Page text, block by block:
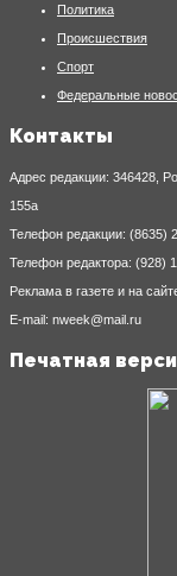
Политика
Происшествия
Спорт
Федеральные
Контакты
Адрес редакции: 346428,
155а
Телефон редакции: (8635)
Телефон редактора: (928)
Реклама в газете и на
E-mail: nweek@mail.ru
Печатная